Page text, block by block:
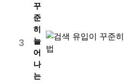
3
꾸
준
히
늘
어
나
는